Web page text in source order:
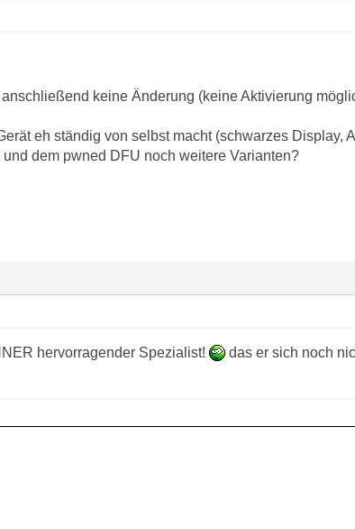
keine Änderung (keine Aktivierung
eh ständig von selbst macht (schwarzes Display,
dem pwned DFU noch weitere Varianten?
hervorragender Spezialist! das er sich noch